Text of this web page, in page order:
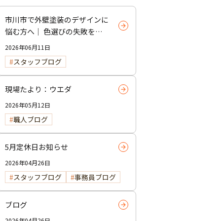
市川市で外壁塗装のデザインに
悩む方へ｜ 色選びの失敗を防
ぐポイント
2026年06月11日
スタッフブログ
現場たより：ウエダ
2026年05月12日
職人ブログ
5月定休日お知らせ
2026年04月26日
スタッフブログ 事務員ブログ
ブログ